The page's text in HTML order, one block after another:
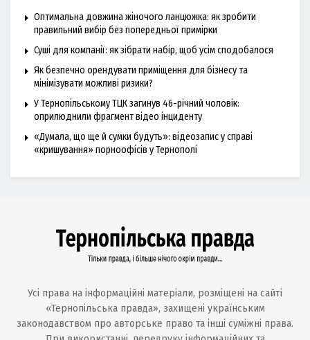
Оптимальна довжина жіночого ланцюжка: як зробити
правильний вибір без попередньої примірки
Суші для компанії: як зібрати набір, щоб усім сподобалося
Як безпечно орендувати приміщення для бізнесу та
мінімізувати можливі ризики?
У Тернопільському ТЦК загинув 46-річний чоловік:
оприлюднили фрагмент відео інциденту
«Думала, що ще й сумки будуть»: відеозапис у справі
«кришування» порноофісів у Тернополі
Усі права на інформаційні матеріали, розміщені на сайті
«Тернопільська правда», захищені українським
законодавством про авторське право та інші суміжні права.